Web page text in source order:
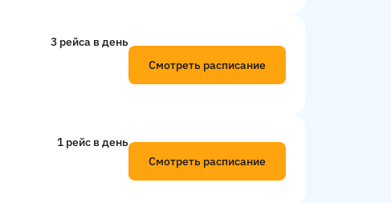
3 рейсa в день
Смотреть расписание
1 рейс в день
Смотреть расписание